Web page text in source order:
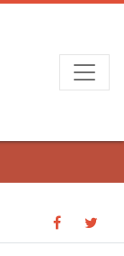
Share
on
on